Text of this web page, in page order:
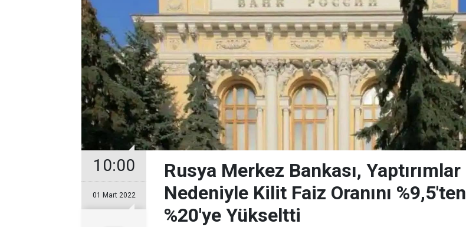
10:00
01 Mart 2022
Rusya Merkez Bankası, Yaptırımlar
Nedeniyle Kilit Faiz Oranını %9,5'ten
%20'ye Yükseltti